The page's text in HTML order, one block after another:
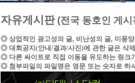
자유게시판(전국 동호인 게시
◎ 상업적인 광고성의 글, 비난성의 글, 미풍
◎ 대회공지(안내/결과/사진)에 관한 글은 삭
◎ 다른 싸이트로 직접 이동을 유도하는 링크
◎ 첨부파일의 파일명은 영문 또는 숫자로 하